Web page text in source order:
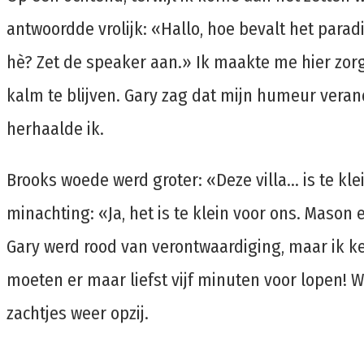
antwoordde vrolijk: «Hallo, hoe bevalt het
hè? Zet de speaker aan.» Ik maakte me hier
kalm te blijven. Gary zag dat mijn humeur
herhaalde ik.
Brooks woede werd groter: «Deze villa… is te
minachting: «Ja, het is te klein voor ons.
Gary werd rood van verontwaardiging, maar ik
moeten er maar liefst vijf minuten voor lopen!
zachtjes weer opzij.